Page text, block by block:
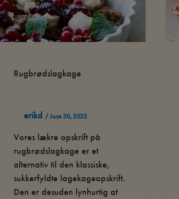
Rugbrødslagkage
erikd /June 30, 2022
Vores lækre opskrift på
rugbrødslagkage er et
alternativ til den klassiske,
sukkerfyldte lagekageopskrift.
Den er desuden lynhurtig at